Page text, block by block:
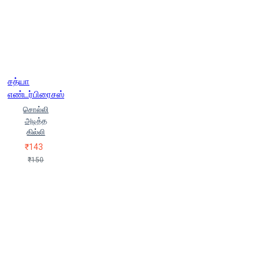
சத்யா
எண்டர்பிரைசஸ்
சொல்லி
அடித்த
கில்லி
₹143
₹150